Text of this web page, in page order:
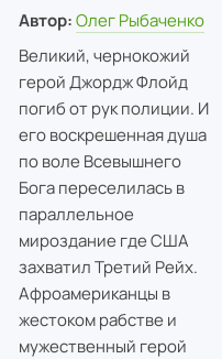
Автор: Олег Рыбаченко
Великий, чернокожий
герой Джордж Флойд
погиб от рук полиции. И
его воскрешенная душа
по воле Всевышнего
Бога переселилась в
параллельное
мироздание где США
захватил Третий Рейх.
Афроамериканцы в
жестоком рабстве и
мужественный герой